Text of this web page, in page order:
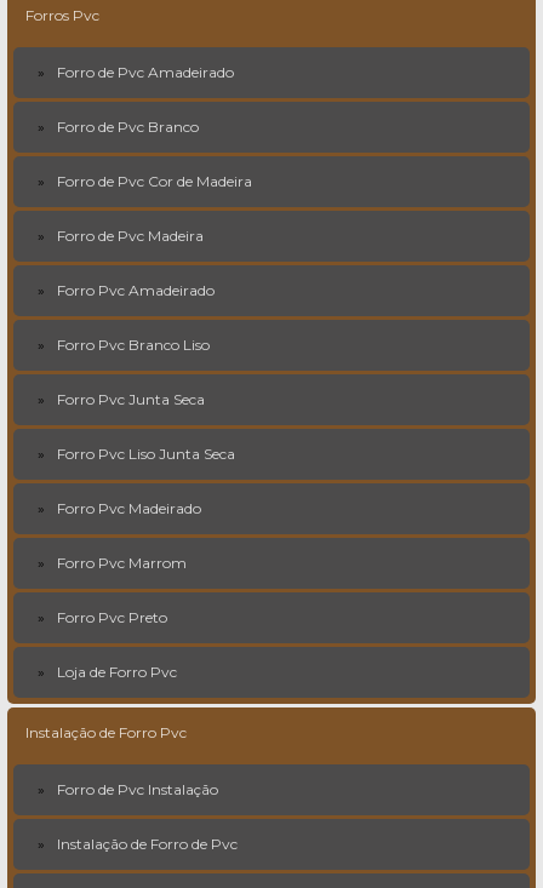
Forros Pvc
Forro de Pvc Amadeirado
Forro de Pvc Branco
Forro de Pvc Cor de Madeira
Forro de Pvc Madeira
Forro Pvc Amadeirado
Forro Pvc Branco Liso
Forro Pvc Junta Seca
Forro Pvc Liso Junta Seca
Forro Pvc Madeirado
Forro Pvc Marrom
Forro Pvc Preto
Loja de Forro Pvc
Instalação de Forro Pvc
Forro de Pvc Instalação
Instalação de Forro de Pvc